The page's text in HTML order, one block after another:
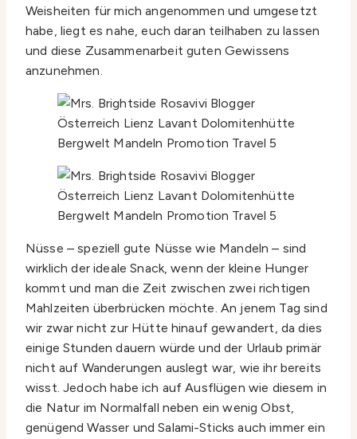
Weisheiten für mich angenommen und umgesetzt
habe, liegt es nahe, euch daran teilhaben zu lassen
und diese Zusammenarbeit guten Gewissens
anzunehmen.
Nüsse – speziell gute Nüsse wie Mandeln – sind
wirklich der ideale Snack, wenn der kleine Hunger
kommt und man die Zeit zwischen zwei richtigen
Mahlzeiten überbrücken möchte. An jenem Tag sind
wir zwar nicht zur Hütte hinauf gewandert, da dies
einige Stunden dauern würde und der Urlaub primär
nicht auf Wanderungen auslegt war, wie ihr bereits
wisst. Jedoch habe ich auf Ausflügen wie diesem in
die Natur im Normalfall neben ein wenig Obst,
genügend Wasser und Salami-Sticks auch immer ein